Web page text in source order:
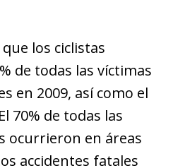
los ciclistas
de todas las víctimas
en 2009, así como el
70% de todas las
ocurrieron en áreas
accidentes fatales